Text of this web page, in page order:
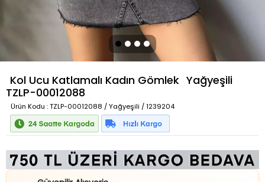
Kol Ucu Katlamalı Kadın Gömlek Yağyeşili
TZLP-00012088
Ürün Kodu : TZLP-00012088 / Yağyeşili / 1239204